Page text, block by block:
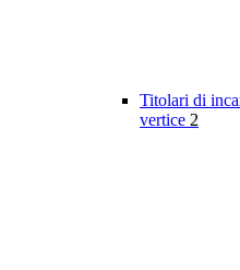
Titolari di
vertice 2